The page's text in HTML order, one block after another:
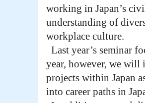
working in Japan’s
understanding of
workplace culture.
Last year’s seminar
year, however, we will
projects within Japan
into career paths in